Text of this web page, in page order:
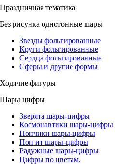
Праздничная тематика
Без рисунка однотонные шары
Звезды фольгированные
Круги фольгированные
Сердца фольгированные
Сферы и другие формы
Ходячие фигуры
Шары цифры
Зверята шары-цифры
Космонавтики шары-цифры
Пончики шары-цифры
Поп ит шары-цифры
Радужные шары-цифры
Цифры по цветам.